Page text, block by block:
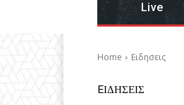
Live
Home Eιδησεις
EΙΔΗΣΕΙΣ